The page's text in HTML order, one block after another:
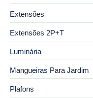
Extensões
Extensões 2P+T
Luminária
Mangueiras Para Jardim
Plafons